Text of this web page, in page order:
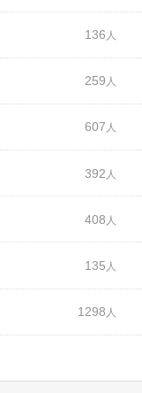
136
259
607
392
408
135
1298